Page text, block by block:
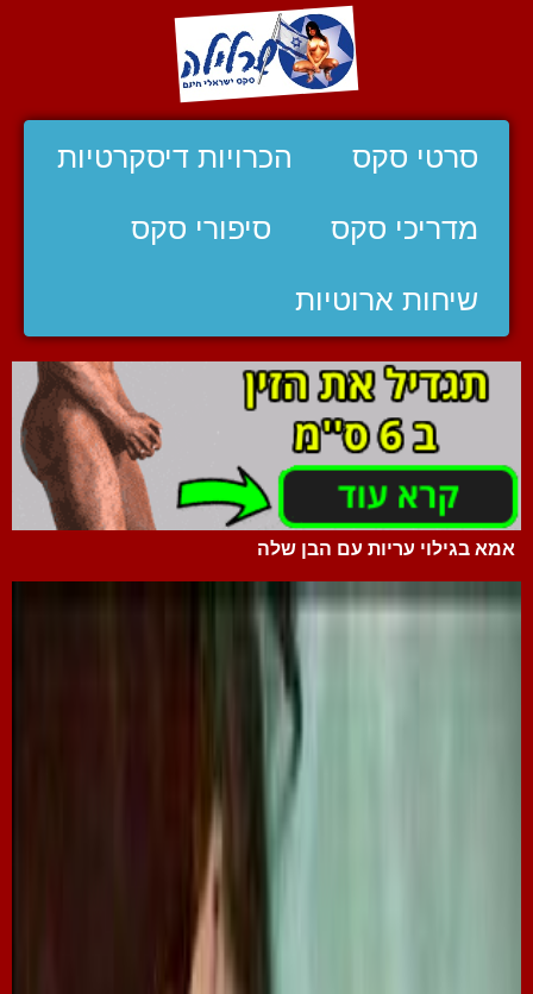
סרטי סקס הכרויות דיסקרטיות
מדריכי סקס סיפורי סקס
שיחות ארוטיות
אמא בגילוי עריות עם הבן שלה